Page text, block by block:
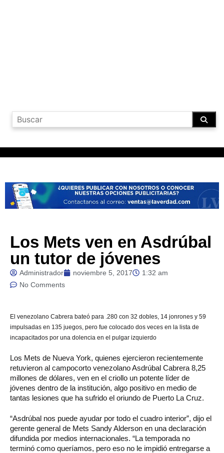
Los Mets ven en Asdrúbal
un tutor de jóvenes
Administrador noviembre 5, 2017
1:32 am
No Comments
El venezolano Cabrera bateó para .280 con 32 dobles, 14 jonrones y 59
impulsadas en 135 juegos, pero fue colocado dos veces en la lista de
incapacitados por una dolencia en el pulgar izquierdo
Los Mets de Nueva York, quienes ejercieron recientemente
retuvieron al campocorto venezolano Asdrúbal Cabrera 8,25
millones de dólares, ven en el criollo un potente líder de
jóvenes dentro de la institución, algo positivo en medio de
tantas lesiones que ha sufrido el oriundo de Puerto La Cruz.
“Asdrúbal nos puede ayudar por todo el cuadro interior”, dijo el
gerente general de Mets Sandy Alderson en una declaración
difundida por medios internacionales. “La temporada no
terminó como queríamos, pero eso no le impidió entregarse a